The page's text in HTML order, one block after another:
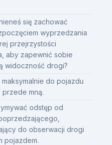
się zachować
wyprzedzania
przejrzystości
aby zapewnić sobie
widoczność drogi?
maksymalnie do pojazdu
mną.
odstęp od
do obserwacji drogi
pojazdem.